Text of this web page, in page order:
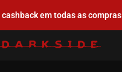
cashback em todas as compras